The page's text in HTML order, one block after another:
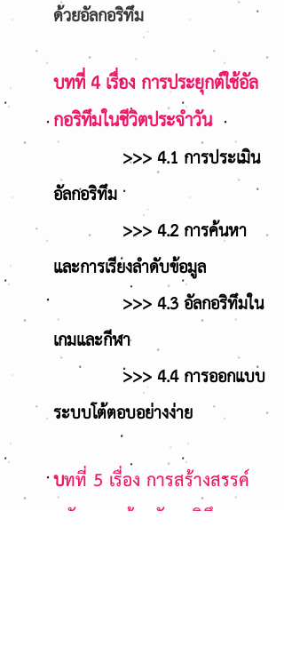
ด้วยอัลกอริทึม
บทที่ 4 เรื่อง การประยุกต์ใช้อัล
กอริทึมในชีวิตประจำวัน
>>>4.1 การประเมิน
อัลกอริทึม
>>> 4.2การค้นหา
และการเรียงลำดับข้อมูล
>>> 4.3 อัลกอริทึมใน
เกมและกีฬา
>>> 4.4 การออกแบบ
ระบบโต้ตอบอย่างง่าย
บทที่ 5 เรื่อง การสร้างสรรค์
นวัตกรรมด้วยอัลกอริทึม